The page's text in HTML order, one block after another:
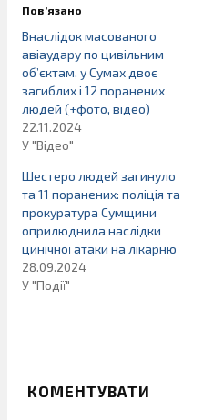
Пов’язано
Внаслідок масованого
авіаудару по цивільним
обʼєктам, у Сумах двоє
загиблих і 12 поранених
людей (+фото, відео)
22.11.2024
У "Відео"
Шестеро людей загинуло
та 11 поранених: поліція та
прокуратура Сумщини
оприлюднила наслідки
цинічної атаки на лікарню
28.09.2024
У "Події"
КОМЕНТУВАТИ